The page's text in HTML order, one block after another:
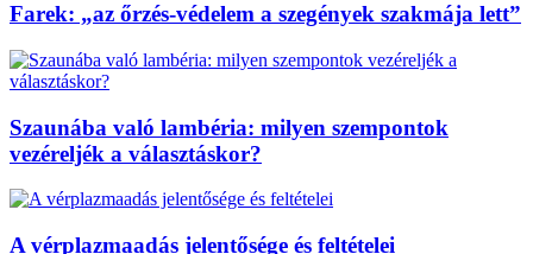
Farek: „az őrzés-védelem a szegények szakmája lett”
Szaunába való lambéria: milyen szempontok
vezéreljék a választáskor?
A vérplazmaadás jelentősége és feltételei